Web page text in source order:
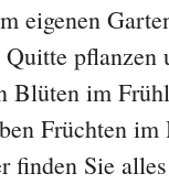
eigenen
pflanzen
Blüten im
Früchten im
finden Sie alles